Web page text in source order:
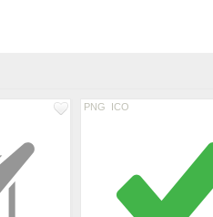
PNG ICO